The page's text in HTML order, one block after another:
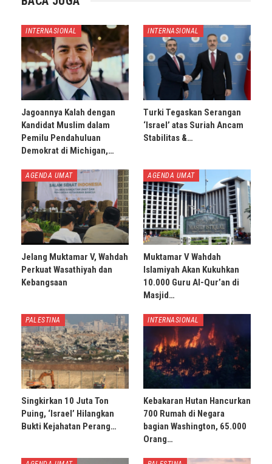
INTERNASIONAL
Jagoannya Kalah dengan
Kandidat Muslim dalam
Pemilu Pendahuluan
Demokrat di Michigan,…
INTERNASIONAL
Turki Tegaskan Serangan
‘Israel’ atas Suriah Ancam
Stabilitas &…
AGENDA UMAT
Jelang Muktamar V, Wahdah
Perkuat Wasathiyah dan
Kebangsaan
AGENDA UMAT
Muktamar V Wahdah
Islamiyah Akan Kukuhkan
10.000 Guru Al-Qur’an di
Masjid…
PALESTINA
Singkirkan 10 Juta Ton
Puing, ‘Israel’ Hilangkan
Bukti Kejahatan Perang…
INTERNASIONAL
Kebakaran Hutan Hancurkan
700 Rumah di Negara
bagian Washington, 65.000
Orang…